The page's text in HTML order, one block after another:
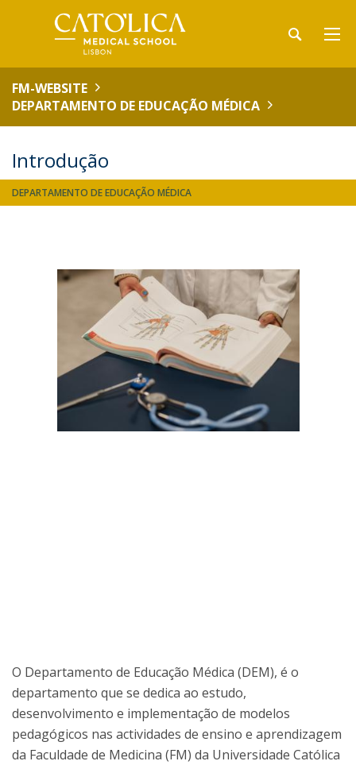
FM-WEBSITE
DEPARTAMENTO DE EDUCAÇÃO MÉDICA
Introdução
DEPARTAMENTO DE EDUCAÇÃO MÉDICA
O Departamento de Educação Médica (DEM), é o
departamento que se dedica ao estudo,
desenvolvimento e implementação de modelos
pedagógicos nas actividades de ensino e aprendizagem
da Faculdade de Medicina (FM) da Universidade Católica